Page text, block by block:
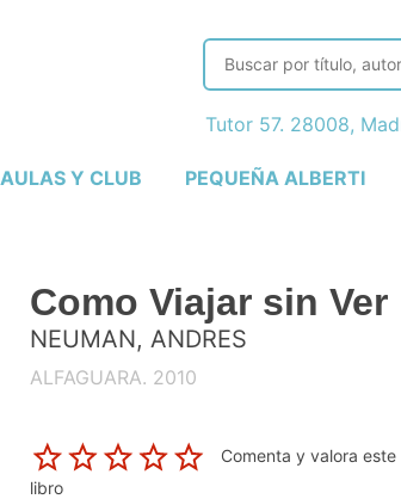
AULAS Y CLUB PEQUEÑA ALBERTI
Tutor 57. 28008,
Como Viajar sin Ver
NEUMAN, ANDRES
ALFAGUARA. 2010
Comenta y valora este
libro